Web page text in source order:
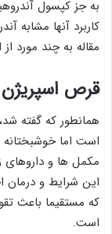
به جز کپسول
کاربرد آنها مشابه
مقاله به چند مورد
قرص اسپریژن
همانطور که گفته
است اما خوشبختانه
مکمل ها و داروهای
این شرایط و درمان
که مستقیما باعث
است.